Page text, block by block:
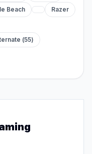
Beach
Razer
(55)